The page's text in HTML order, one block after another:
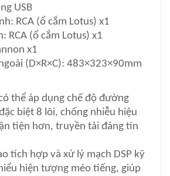
USB
RCA (ổ cắm Lotus) x1
RCA (ổ cắm Lotus) x1
x1
(D×R×C): 483×323×90mm
thể áp dụng chế độ đường
biệt 8 lõi, chống nhiễu hiệu
tiện hơn, truyền tải đáng tin
tích hợp và xử lý mạch DSP kỹ
hiện tượng méo tiếng, giúp